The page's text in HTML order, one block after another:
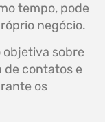
tempo, pode
negócio.
objetiva sobre
de contatos e
os